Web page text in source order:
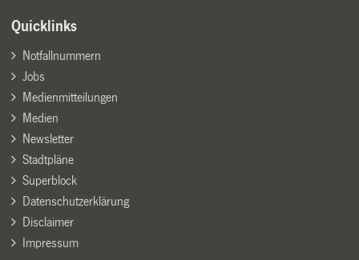
Quicklinks
Notfallnummern
Jobs
Medienmitteilungen
Medien
Newsletter
Stadtpläne
Superblock
Datenschutzerklärung
Disclaimer
Impressum